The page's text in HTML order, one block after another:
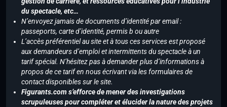
du spectacle, etc…
N’envoyez jamais de documents d’identité par email :
passeports, carte d’identité, permis b ou autre
L’accès préférentiel au site et à tous ces services est proposé
aux demandeurs d’emploi et intermittents du spectacle à un
tarif spécial. N’hésitez pas à demander plus d’informations à
propos de ce tarif en nous écrivant via les formulaires de
contact disponibles sur le site.
Figurants.com s’efforce de mener des investigations
scrupuleuses pour compléter et élucider la nature des projets